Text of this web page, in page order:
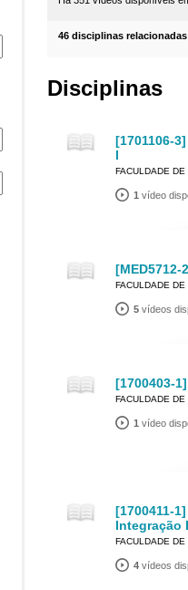
46 disciplinas
Disciplinas
[1701106-
I
FACULDADE
1 vídeo
FACULDADE
5 vídeos
[1700403-
FACULDADE
1 vídeo
[1700411-
Integração
FACULDADE
4 vídeos